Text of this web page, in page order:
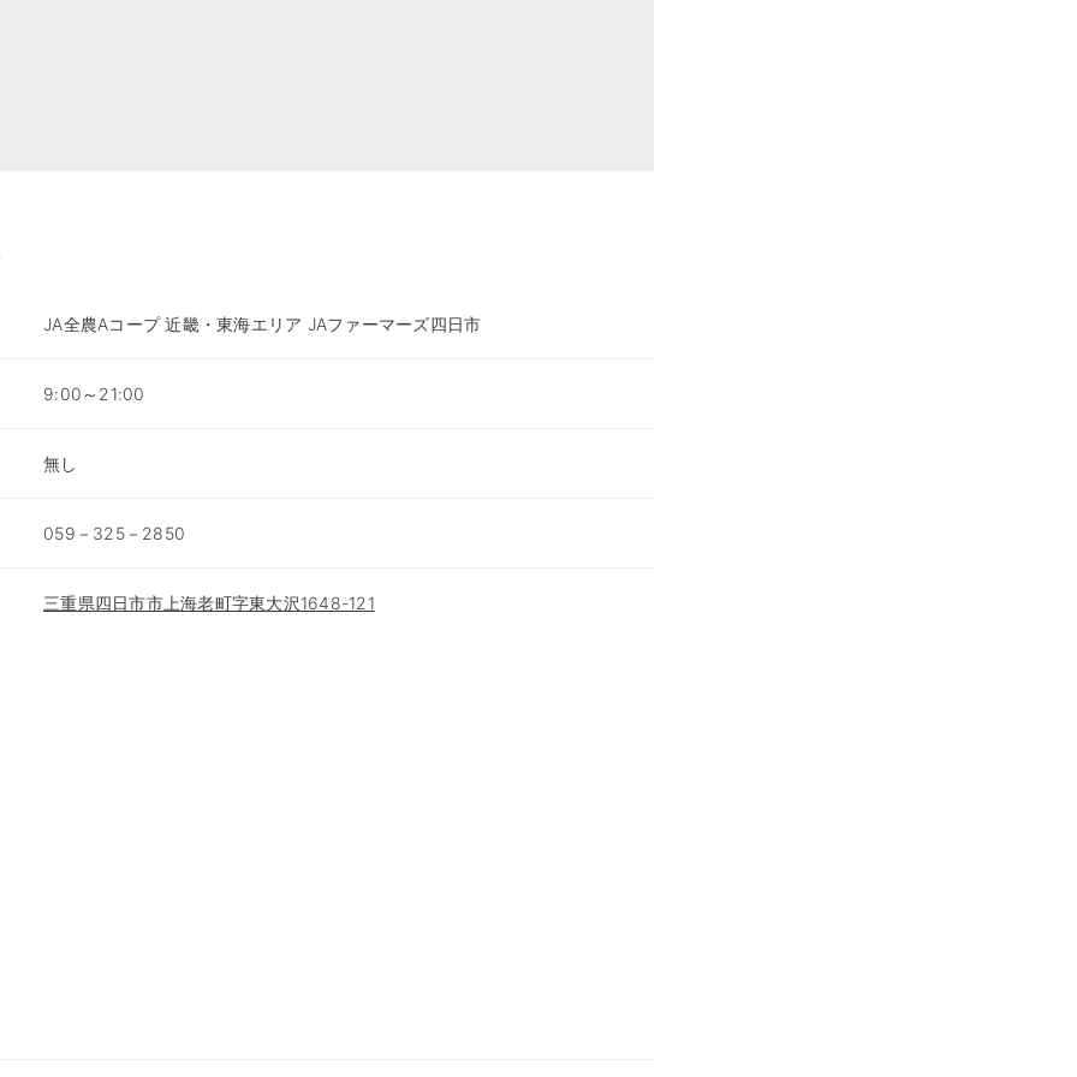
JA全農Aコープ 近畿・東海エリア JAファーマーズ四日市
9:00～21:00
無し
059－325－2850
三重県四日市市上海老町字東大沢1648-121